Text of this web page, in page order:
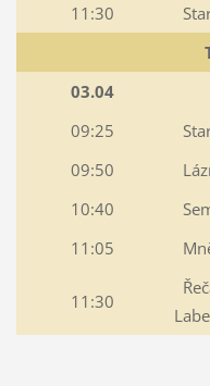
11:30
03.04
09:25
09:50
10:40
11:05
11:30